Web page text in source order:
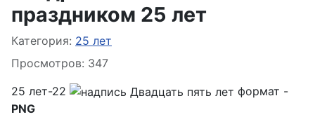
праздником 25 лет
Информация о материале
Категория: 25 лет
Просмотров: 347
25 лет-22
формат -
PNG